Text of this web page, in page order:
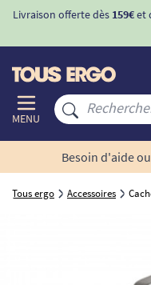
Livraison offerte dès 159€et
MENU
Besoin d'aide
Tous ergo Accessoires